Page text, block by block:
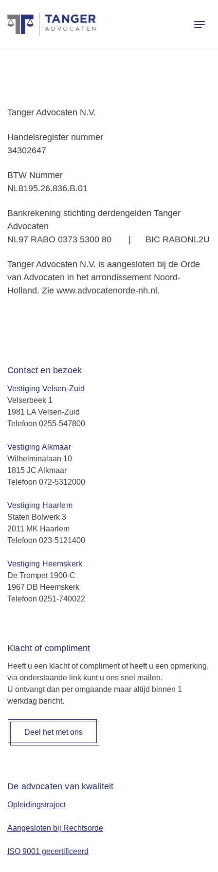
Tanger Advocaten N.V.
Handelsregister nummer
34302647
BTW Nummer
NL8195.26.836.B.01
Bankrekening stichting derdengelden Tanger
Advocaten
NL97 RABO 0373 5300 80 | BIC RABONL2U
Tanger Advocaten N.V. is aangesloten bij de Orde
van Advocaten in het arrondissement Noord-
Holland. Zie www.advocatenorde-nh.nl.
Contact en bezoek
Vestiging Velsen-Zuid
Velserbeek 1
1981 LA Velsen-Zuid
Telefoon 0255-547800
Vestiging Alkmaar
Wilhelminalaan 10
1815 JC Alkmaar
Telefoon 072-5312000
Vestiging Haarlem
Staten Bolwerk 3
2011 MK Haarlem
Telefoon 023-5121400
Vestiging Heemskerk
De Trompet 1900-C
1967 DB Heemskerk
Telefoon 0251-740022
Klacht of compliment
Heeft u een klacht of compliment of heeft u een opmerking,
via onderstaande link kunt u ons snel mailen.
U ontvangt dan per omgaande maar altijd binnen 1
werkdag bericht.
Deel het met ons
De advocaten van kwaliteit
Opleidingstraject
Aangesloten bij Rechtsorde
ISO 9001 gecertificeerd